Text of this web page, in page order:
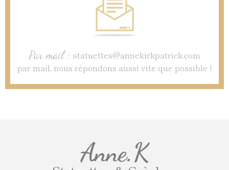
Par mail : statuettes@annekirkpatrick.com
par mail, nous répondons aussi vite que possible !
Anne.K